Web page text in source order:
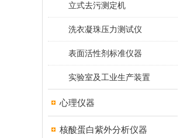
立式去污测定机
洗衣凝珠压力测试仪
表面活性剂标准仪器
实验室及工业生产装置
心理仪器
核酸蛋白紫外分析仪器